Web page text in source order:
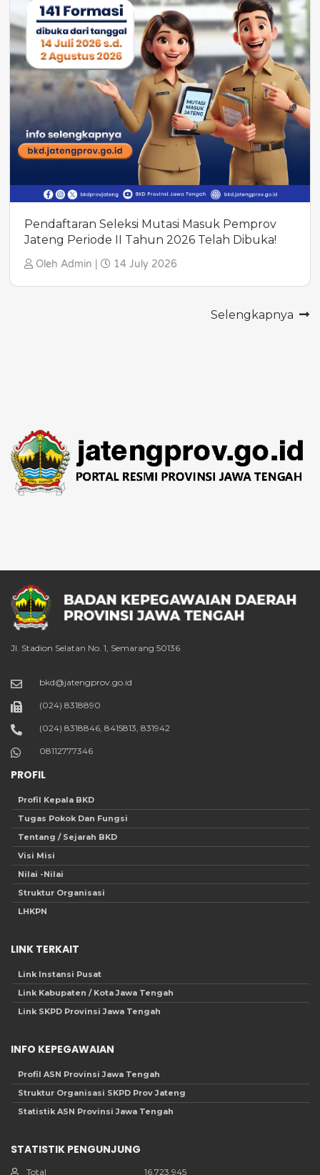
Pendaftaran Seleksi Mutasi Masuk Pemprov
Jateng Periode II Tahun 2026 Telah Dibuka!
Oleh Admin | 14 July 2026
Selengkapnya
Jl. Stadion Selatan No. 1, Semarang 50136
bkd@jatengprov.go.id
(024) 8318890
(024) 8318846, 8415813, 831942
08112777346
PROFIL
Profil Kepala BKD
Tugas Pokok Dan Fungsi
Tentang / Sejarah BKD
Visi Misi
Nilai -Nilai
Struktur Organisasi
LHKPN
LINK TERKAIT
Link Instansi Pusat
Link Kabupaten / Kota Jawa Tengah
Link SKPD Provinsi Jawa Tengah
INFO KEPEGAWAIAN
Profil ASN Provinsi Jawa Tengah
Struktur Organisasi SKPD Prov Jateng
Statistik ASN Provinsi Jawa Tengah
STATISTIK PENGUNJUNG
Total 16.723.945